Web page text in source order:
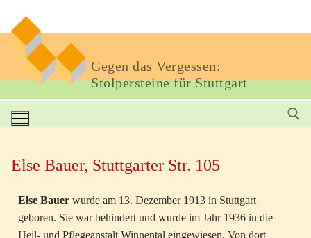
Gegen das Vergessen:
Stolpersteine für Stuttgart
Else Bauer, Stuttgarter Str. 105
Else Bauer wurde am 13. Dezember 1913 in Stuttgart
geboren. Sie war behindert und wurde im Jahr 1936 in die
Heil- und Pflegeanstalt Winnental eingewiesen. Von dort